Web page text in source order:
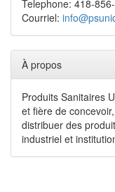
Telephone: 418-
Courriel:
À propos
Produits Sanitaires
et fière de
distribuer des
industriel et